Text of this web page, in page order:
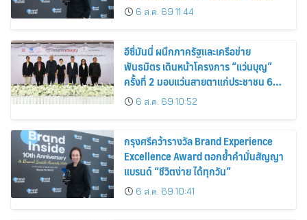
6 ส.ค. 69 11:44
อีซี่มันนี่ ผนึกภาครัฐและเครือข่าย
พันธมิตร เดินหน้าโครงการ “แว่นบุญ”
ครั้งที่ 2 มอบแว่นสายตาแก่ประชาชน 600
คน ขยายโอกาสการมองเห็นสู่ชุมชนไทย
6 ส.ค. 69 10:52
กรุงศรีคว้ารางวัล Brand Experience
Excellence Award ตอกย้ำคำมั่นสัญญา
แบรนด์ “ชีวิตง่าย ได้ทุกวัน”
6 ส.ค. 69 10:41